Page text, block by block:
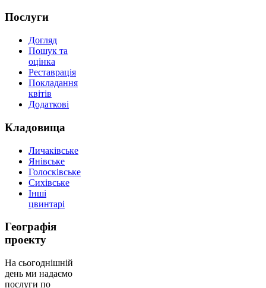
Послуги
Догляд
Пошук та
оцінка
Реставрація
Покладання
квітів
Додаткові
Кладовища
Личаківське
Янівське
Голосківське
Сихівське
Інші
цвинтарі
Географія
проекту
На сьогоднішній
день ми надаємо
послуги по